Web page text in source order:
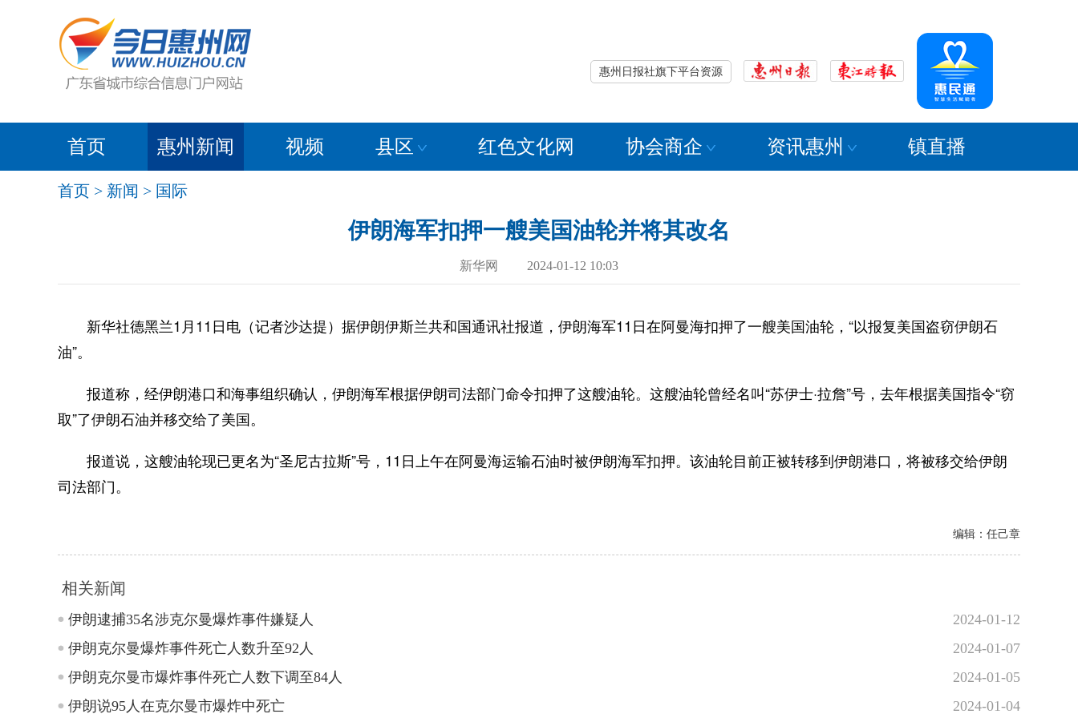
惠州日报社旗下平台资源
首页 惠州新闻 视频 县区 红色文化网 协会商企 资讯惠州 镇直播
首页 > 新闻 > 国际
伊朗海军扣押一艘美国油轮并将其改名
新华网 2024-01-12 10:03
新华社德黑兰1月11日电（记者沙达提）据伊朗伊斯兰共和国通讯社报道，伊朗海军11日在阿曼海扣押了一艘美国油轮，“以报复美国盗窃伊朗石
油”。
报道称，经伊朗港口和海事组织确认，伊朗海军根据伊朗司法部门命令扣押了这艘油轮。这艘油轮曾经名叫“苏伊士·拉詹”号，去年根据美国指令“窃
取”了伊朗石油并移交给了美国。
报道说，这艘油轮现已更名为“圣尼古拉斯”号，11日上午在阿曼海运输石油时被伊朗海军扣押。该油轮目前正被转移到伊朗港口，将被移交给伊朗
司法部门。
编辑：任己章
相关新闻
伊朗逮捕35名涉克尔曼爆炸事件嫌疑人
2024-01-12
伊朗克尔曼爆炸事件死亡人数升至92人
2024-01-07
伊朗克尔曼市爆炸事件死亡人数下调至84人
2024-01-05
伊朗说95人在克尔曼市爆炸中死亡
2024-01-04